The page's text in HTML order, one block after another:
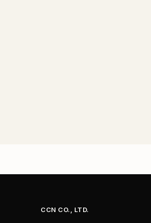
CCN CO., LTD.